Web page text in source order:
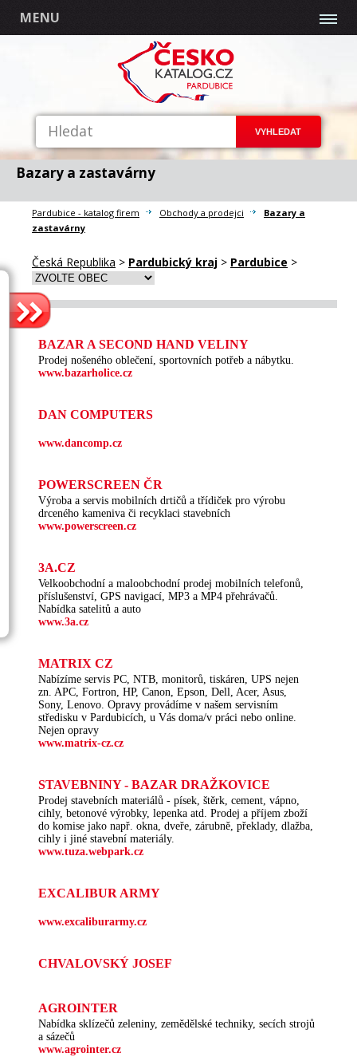
MENU
Bazary a zastavárny
Pardubice - katalog firem Obchody a prodejci
Bazary a
zastavárny
Česká Republika > Pardubický kraj > Pardubice >
BAZAR A SECOND HAND VELINY
Prodej nošeného oblečení, sportovních potřeb a nábytku.
www.bazarholice.cz
DAN COMPUTERS
www.dancomp.cz
POWERSCREEN ČR
Výroba a servis mobilních drtičů a třídiček pro výrobu
drceného kameniva či recyklaci stavebních
www.powerscreen.cz
3A.CZ
Velkoobchodní a maloobchodní prodej mobilních telefonů,
příslušenství, GPS navigací, MP3 a MP4 přehrávačů.
Nabídka satelitů a auto
www.3a.cz
MATRIX CZ
Nabízíme servis PC, NTB, monitorů, tiskáren, UPS nejen
zn. APC, Fortron, HP, Canon, Epson, Dell, Acer, Asus,
Sony, Lenovo. Opravy provádíme v našem servisním
středisku v Pardubicích, u Vás doma/v práci nebo online.
Nejen opravy
www.matrix-cz.cz
STAVEBNINY - BAZAR DRAŽKOVICE
Prodej stavebních materiálů - písek, štěrk, cement, vápno,
cihly, betonové výrobky, lepenka atd. Prodej a příjem zboží
do komise jako např. okna, dveře, zárubně, překlady, dlažba,
cihly i jiné stavební materiály.
www.tuza.webpark.cz
EXCALIBUR ARMY
www.excaliburarmy.cz
CHVALOVSKÝ JOSEF
AGROINTER
Nabídka sklízečů zeleniny, zemědělské techniky, secích strojů
a sázečů
www.agrointer.cz